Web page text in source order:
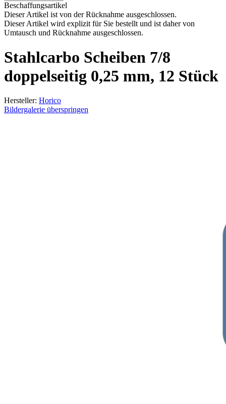
Beschaffungsartikel
Dieser Artikel ist von der Rücknahme ausgeschlossen.
Dieser Artikel wird explizit für Sie bestellt und ist daher von
Umtausch und Rücknahme ausgeschlossen.
Stahlcarbo Scheiben 7/8
doppelseitig 0,25 mm, 12 Stück
Hersteller: Horico
Bildergalerie überspringen